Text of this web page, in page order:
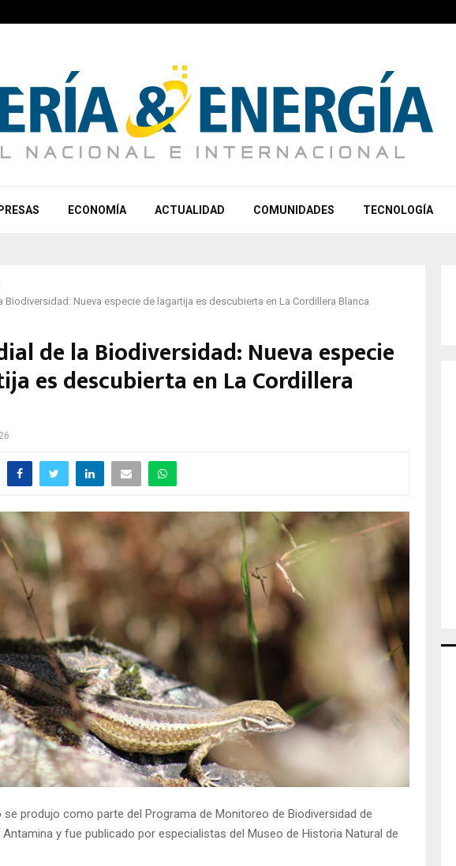
ECONOMÍA ACTUALIDAD COMUNIDADES TECNOLOGÍA
Biodiversidad: Nueva especie de lagartija es descubierta en La Cordillera Blanca
de la Biodiversidad: Nueva especie
es descubierta en La Cordillera
se produjo como parte del Programa de Monitoreo de Biodiversidad de
y fue publicado por especialistas del Museo de Historia Natural de